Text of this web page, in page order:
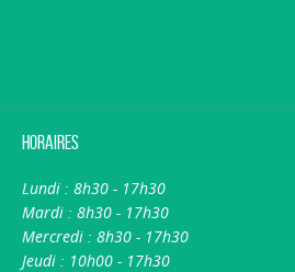
Horaires
Lundi : 8h30 - 17h30
Mardi : 8h30 - 17h30
Mercredi : 8h30 - 17h30
Jeudi : 10h00 - 17h30